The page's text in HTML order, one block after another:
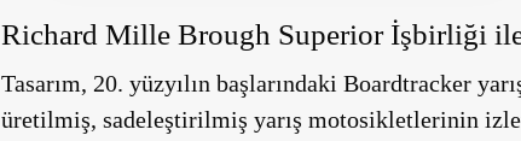
Richard Mille Brough Superior İşbirliği
Tasarım, 20. yüzyılın başlarındaki Boardtracker
üretilmiş, sadeleştirilmiş yarış motosikletlerinin